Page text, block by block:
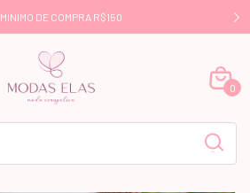
MINIMO DE COMPRA R$150
0